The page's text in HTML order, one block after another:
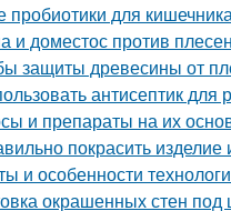
пробиотики для
и доместос против
защиты древесины от
антисептик для
и препараты на их
покрасить
и особенности
окрашенных стен под